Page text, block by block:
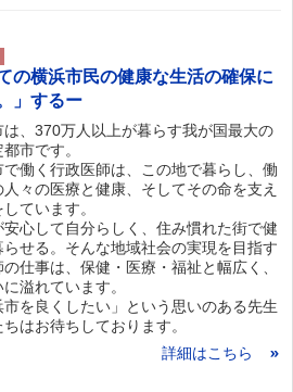
の横浜市民の健康な生活の確保に
」するー
、370万人以上が暮らす我が国最大の
市です。
働く行政医師は、この地で暮らし、働
人々の医療と健康、そしてその命を支え
ています。
心して自分らしく、住み慣れた街で健
らせる。そんな地域社会の実現を目指す
仕事は、保健・医療・福祉と幅広く、
溢れています。
を良くしたい」という思いのある先生
はお待ちしております。
詳細はこちら